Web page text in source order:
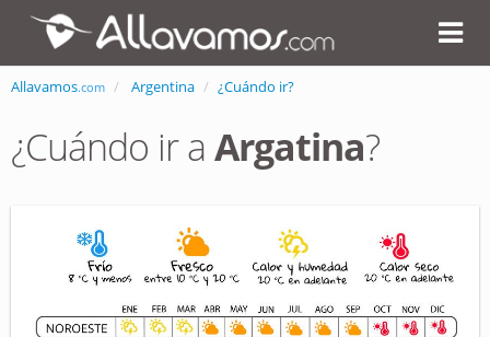
Allavamos.com Argentina ¿Cuándo ir?
¿Cuándo ir aArgatina?